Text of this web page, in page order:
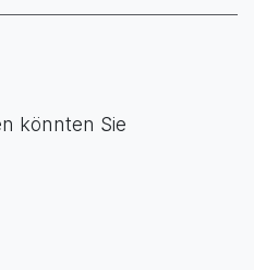
könnten Sie